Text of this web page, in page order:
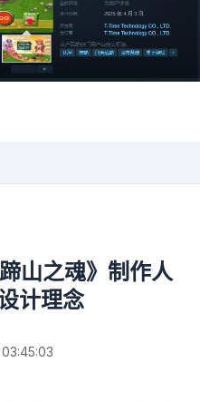
山之魂》制作人
计理念